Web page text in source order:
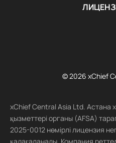
© 2026 xChief
xChief Central Asia Ltd. Астана
қызметтері органы (AFSA)
2025-0012 нөмірлі лицензия